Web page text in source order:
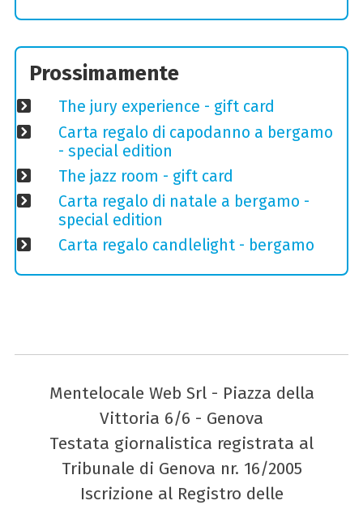
Prossimamente
The jury experience - gift card
Carta regalo di capodanno a bergamo
- special edition
The jazz room - gift card
Carta regalo di natale a bergamo -
special edition
Carta regalo candlelight - bergamo
Mentelocale Web Srl - Piazza della
Vittoria 6/6 - Genova
Testata giornalistica registrata al
Tribunale di Genova nr. 16/2005
Iscrizione al Registro delle